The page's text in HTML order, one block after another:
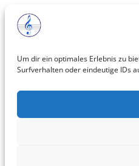
Um dir ein optimales Erlebnis zu
Surfverhalten oder eindeutige IDs